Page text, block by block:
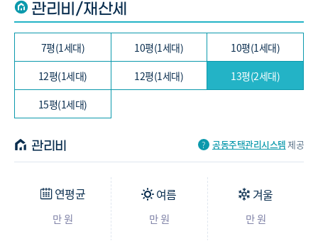
타입 : -
42.25/36.22㎡ (13평, 2세대)
타입 : -
50.39/43.2㎡ (15평, 1세대)
- 아파트
관리비/재산세
7평(1세대) 10평(1세대)
10평(1세대)
12평(1세대)
12평(1세대)
13평(2세대)
15평(1세대)
관리비 공동주택관리시스템제공
연평균
만 원
여름
만 원
겨울
만 원